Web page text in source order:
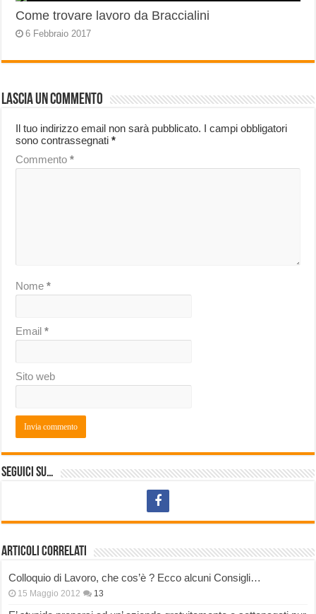
Come trovare lavoro da Braccialini
6 Febbraio 2017
Lascia un commento
Il tuo indirizzo email non sarà pubblicato. I campi obbligatori
sono contrassegnati*
Commento*
Nome*
Email*
Sito web
Seguici su…
Articoli correlati
Colloquio di Lavoro, che cos’è ? Ecco alcuni Consigli…
15 Maggio 2012 13